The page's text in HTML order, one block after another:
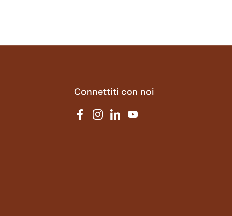
Connettiti con noi
FacebookInstagram
LinkedInYouTube